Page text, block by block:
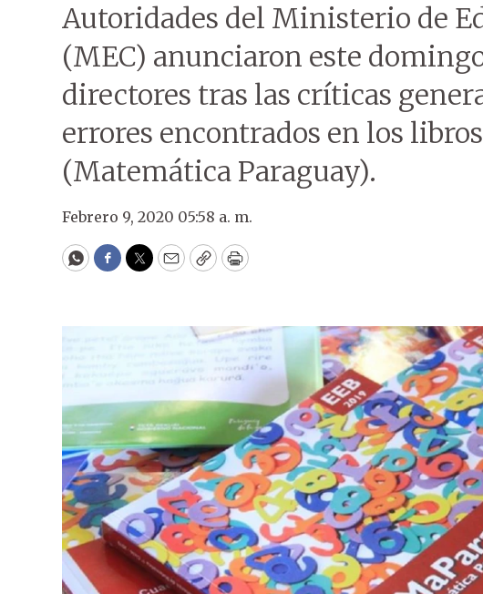
Autoridades del Ministerio de
(MEC) anunciaron este
directores tras las críticas
errores encontrados en los
(Matemática Paraguay).
Febrero 9, 2020 05:58 a. m.
WhatsApp
Facebook
Twitter
EmailCopyPrint